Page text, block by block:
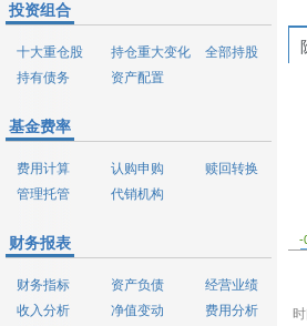
投资组合
十大重仓股 持仓重大变化
全部持股
持有债务
资产配置
基金费率
费用计算 认购申购
赎回转换
管理托管
代销机构
财务报表
财务指标 资产负债
经营业绩
收入分析
净值变动 费用分析
-